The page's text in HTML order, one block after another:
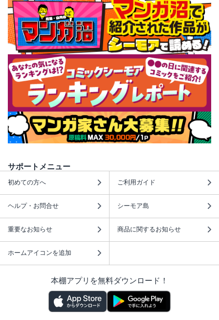
サポートメニュー
初めての方へ ご利用ガイド
ヘルプ・お問合せ シーモア島
重要なお知らせ 商品に関するお知らせ
ホームアイコンを追加
本棚アプリを無料ダウンロード！